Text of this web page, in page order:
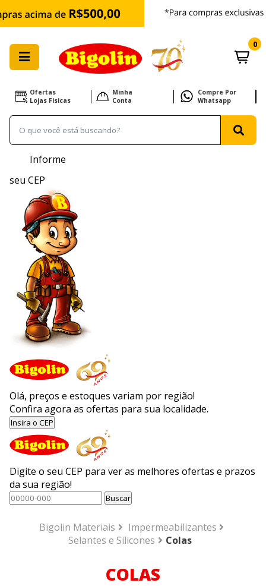
0
Informe
seu CEP
Olá, preços e estoques variam por região!
Confira agora as ofertas para sua localidade.
Insira o CEP
Digite o seu CEP para ver as melhores ofertas e prazos
da sua região!
Buscar
Ofertas
Lojas Fisicas
Minha
Conta
Compre Por
Whatsapp
Bigolin Materiais
Impermeabilizantes
Selantes e Silicones
Colas
COLAS